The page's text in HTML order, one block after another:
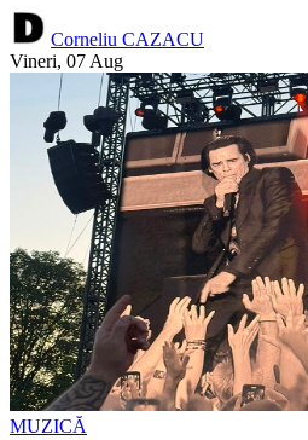
Corneliu CAZACU
Vineri, 07 Aug
MUZICĂ